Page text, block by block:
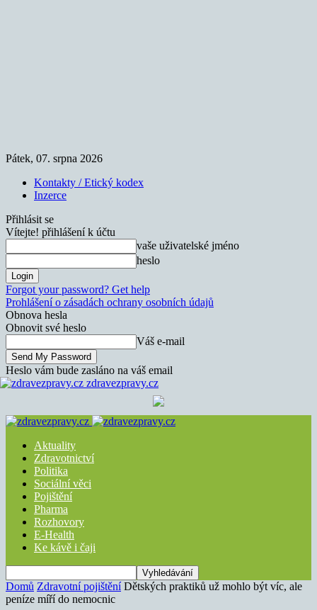
Pátek, 07. srpna 2026
Kontakty / Etický kodex
Inzerce
Přihlásit se
Vítejte! přihlášení k účtu
vaše uživatelské jméno
heslo
Forgot your password? Get help
Prohlášení o zásadách ochrany osobních údajů
Obnova hesla
Obnovit své heslo
Váš e-mail
Heslo vám bude zasláno na váš email
zdravezpravy.cz
Aktuality
Zdravotnictví
Politika
Sociální věci
Pojištění
Pharma
Rozhovory
E-Health
Ke kávě i čaji
Domů Zdravotní pojištění Dětských praktiků už mohlo být víc, ale
peníze míří do nemocnic